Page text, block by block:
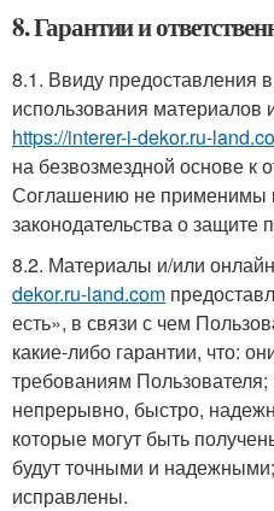
8. Гарантии и
8.1. Ввиду предоставления
использования материалов
https://interer-i-dekor.ru-
на безвозмездной основе
Соглашению не применимы
законодательства о защите
8.2. Материалы и/или
dekor.ru-land.com
есть», в связи с чем
какие-либо гарантии, что:
требованиям Пользователя;
непрерывно, быстро,
которые могут быть
будут точными и
исправлены.